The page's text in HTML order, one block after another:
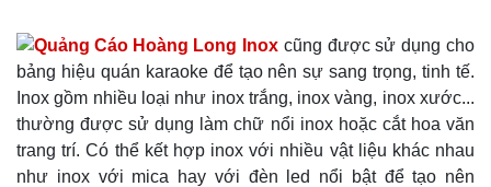
Inoxcũng được sử dụng cho
bảng hiệu quán karaoke để tạo nên sự sang trọng, tinh tế.
Inox gồm nhiều loại như inox trắng, inox vàng, inox xước...
thường được sử dụng làm chữ nổi inox hoặc cắt hoa văn
trang trí. Có thể kết hợp inox với nhiều vật liệu khác nhau
như inox với mica hay với đèn led nổi bật để tạo nên